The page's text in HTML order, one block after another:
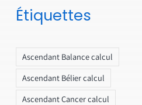
Étiquettes
Ascendant Balance calcul
Ascendant Bélier calcul
Ascendant Cancer calcul